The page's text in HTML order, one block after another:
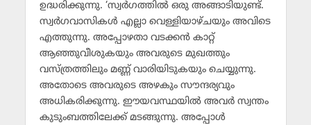
ഉദ്ധരിക്കുന്നു. ‘സ്വര്‍ഗത്തില്‍ ഒരു അങ്ങാടിയുണ്ട്.
സ്വര്‍ഗവാസികള്‍ എല്ലാ വെള്ളിയാഴ്ചയും അവിടെ
എത്തുന്നു. അപ്പോഴതാ വടക്കന്‍ കാറ്റ്
ആഞ്ഞുവീശുകയും അവരുടെ മുഖത്തും
വസ്ത്രത്തിലും മണ്ണ് വാരിയിടുകയും ചെയ്യുന്നു.
അതോടെ അവരുടെ അഴകും സൗന്ദര്യവും
അധികരിക്കുന്നു. ഈയവസ്ഥയില്‍ അവര്‍ സ്വന്തം
കുടുംബത്തിലേക്ക് മടങ്ങുന്നു. അപ്പോള്‍